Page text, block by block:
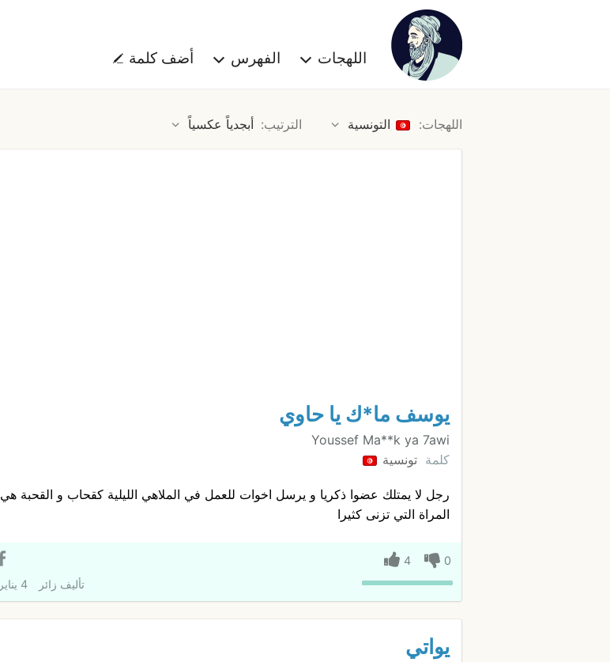
اللهجات الفهرس أضف كلمة
اللهجات: التونسية الترتيب: أبجدياً عكسياً
يوسف ما*ك يا حاوي
Youssef Ma**k ya 7awi
كلمة تونسية
رجل لا يمتلك عضوا ذكريا و يرسل اخوات للعمل في الملاهي الليلية كقحاب و القحبة هي
المراة التي تزنى كثيرا
0
4
تأليف زائر 4 يناير 2021
يواتي